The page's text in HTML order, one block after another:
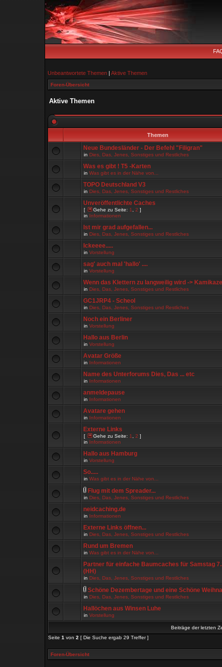
Unbeantwortete Themen | Aktive Themen
Foren-Übersicht
Aktive Themen
Themen
Neue Bundesländer - Der Befehl "Filigran"
in Dies, Das, Jenes, Sonstiges und Restliches
Was es gibt ! T5 -Karten
in Was gibt es in der Nähe von...
TOPO Deutschland V3
in Dies, Das, Jenes, Sonstiges und Restliches
Unveröffentlichte Caches
[ Gehe zu Seite: 1 2 ]
in Informationen
Ist mir grad aufgefallen...
in Dies, Das, Jenes, Sonstiges und Restliches
Ickeeee.....
in Vorstellung
sag' auch mal 'hallo' ....
in Vorstellung
Wenn das Klettern zu langweilig wird ->
in Dies, Das, Jenes, Sonstiges und Restliches
GC1JRP4 - Scheol
in Dies, Das, Jenes, Sonstiges und Restliches
Noch ein Berliner
in Vorstellung
Hallo aus Berlin
in Vorstellung
Avatar Größe
in Informationen
Name des Unterforums Dies, Das ... etc
in Informationen
anmeldepause
in Informationen
Avatare gehen
in Informationen
Externe Links
[ Gehe zu Seite: 1 2 ]
in Informationen
Hallo aus Hamburg
in Vorstellung
So.....
in Was gibt es in der Nähe von...
Flug mit dem Spreader...
in Dies, Das, Jenes, Sonstiges und Restliches
neidcaching.de
in Informationen
Externe Links öffnen...
in Dies, Das, Jenes, Sonstiges und Restliches
Rund um Bremen
in Was gibt es in der Nähe von...
Partner für einfache Baumcaches für Samstag
(HH)
in Dies, Das, Jenes, Sonstiges und Restliches
Schöne Dezembertage und eine Schöne
in Dies, Das, Jenes, Sonstiges und Restliches
Hallöchen aus Winsen Luhe
in Vorstellung
Beiträge der letzten
Seite 1 von 2 [ Die Suche ergab 29 Treffer ]
Foren-Übersicht